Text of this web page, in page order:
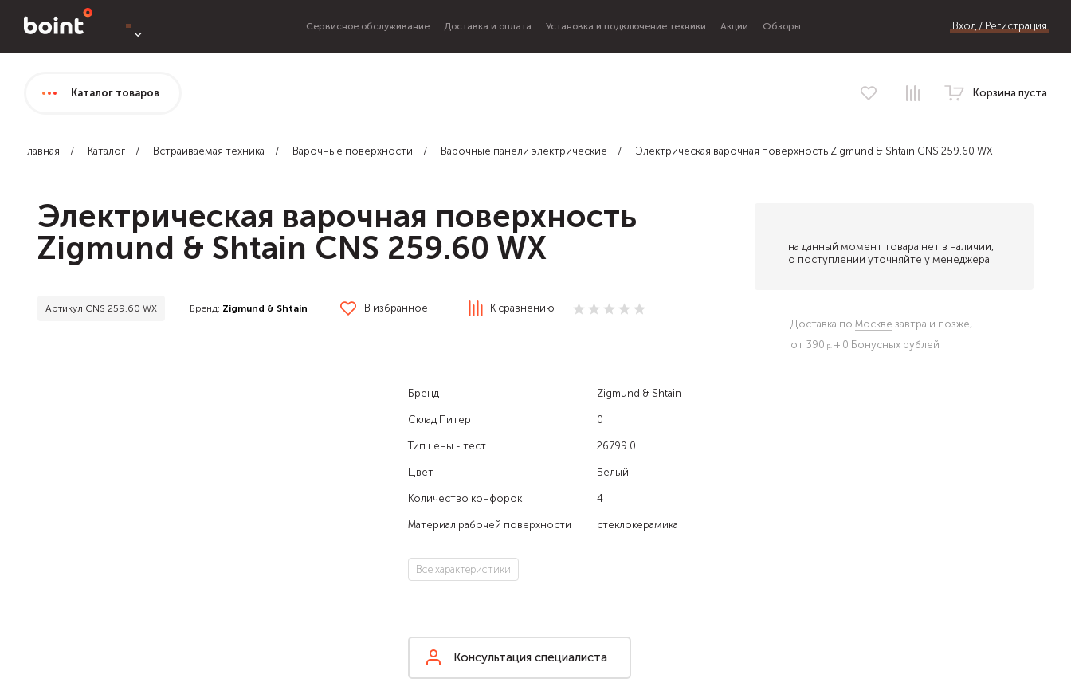
Сервисное обслуживание Доставка и оплата Установка и подключение техники Акции Обзоры Вход / Регистрация
Каталог товаров Корзина пуста
Главная Каталог Встраиваемая техника Варочные поверхности Варочные панели электрические Электрическая варочная поверхность Zigmund & Shtain CNS 259.60 WX
Электрическая варочная поверхность
Zigmund & Shtain CNS 259.60 WX
Артикул CNS 259.60 WX Бренд: Zigmund & Shtain В избранное К сравнению
Бренд Zigmund & Shtain
Склад Питер 0
Тип цены - тест 26799.0
Цвет Белый
Количество конфорок 4
Материал рабочей поверхности стеклокерамика
Все характеристики
Консультация специалиста
на данный момент товара нет в наличии,
о поступлении уточняйте у менеджера
Доставка по Москве завтра и позже,
от 390
+ 0 Бонусных рублей